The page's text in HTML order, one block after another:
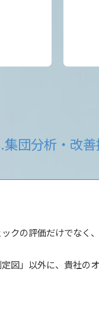
集団分析・改
クの評価だけでなく
図」以外に、貴社の